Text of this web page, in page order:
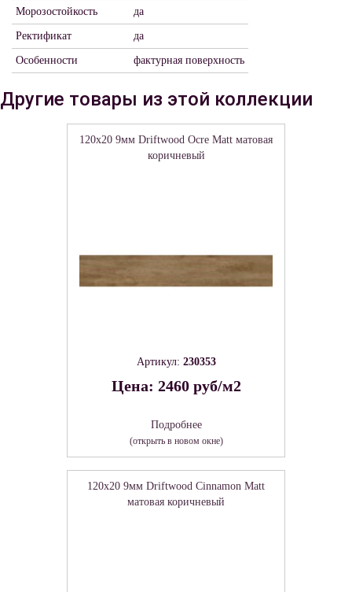
Морозостойкость да
Ректификат да
Особенности фактурная поверхность
Другие товары из этой коллекции
120x20 9мм Driftwood Ocre Matt матовая
коричневый
Артикул: 230353
Цена: 2460 руб/м2
Подробнее
(открыть в новом окне)
120x20 9мм Driftwood Cinnamon Matt
матовая коричневый